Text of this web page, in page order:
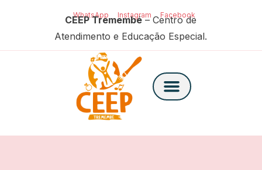
WhatsApp Instagram Facebook
CEEP Tremembé– Centro de
Atendimento e Educação Especial.